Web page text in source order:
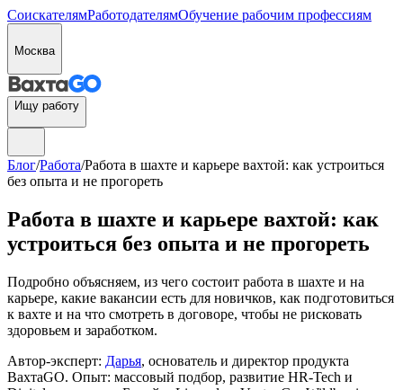
СоискателямРаботодателямОбучение рабочим профессиям
Москва
Ищу работу
Блог/Работа/Работа в шахте и карьере вахтой: как устроиться
без опыта и не прогореть
Работа в шахте и карьере вахтой: как
устроиться без опыта и не прогореть
Подробно объясняем, из чего состоит работа в шахте и на
карьере, какие вакансии есть для новичков, как подготовиться
к вахте и на что смотреть в договоре, чтобы не рисковать
здоровьем и заработком.
Автор-эксперт: Дарья, основатель и директор продукта
ВахтаGO. Опыт: массовый подбор, развитие HR-Tech и